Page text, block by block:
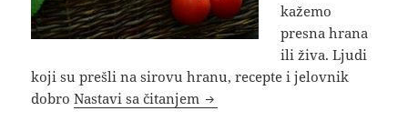
kažemo
presna hrana
ili živa. Ljudi
koji su prešli na sirovu hranu, recepte i jelovnik
dobroNastavi sa čitanjem Sirova hrana recepti jelovnik